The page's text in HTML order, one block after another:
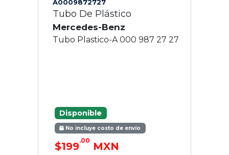
A0009872727
Tubo De Plástico
Mercedes-Benz
Tubo Plastico-A 000 987 27 27
Disponible
No incluye costo de envío
$199.00 MXN